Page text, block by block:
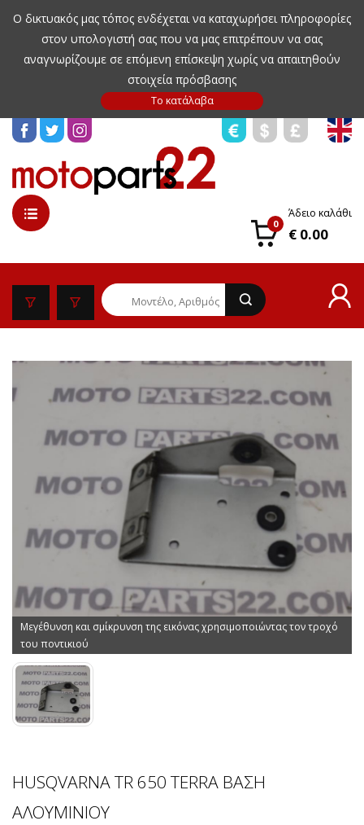
Ο δικτυακός μας τόπος ενδέχεται να καταχωρήσει πληροφορίες
στον υπολογιστή σας που να μας επιτρέπουν να σας
αναγνωρίζουμε σε επόμενη επίσκεψη χωρίς να απαιτηθούν
στοιχεία πρόσβασης
0
Άδειο καλάθι
€ 0.00
Μεγέθυνση και σμίκρυνση της εικόνας χρησιμοποιώντας τον τροχό
του ποντικιού
HUSQVARNA TR 650 TERRA ΒΑΣΗ
ΑΛΟΥΜΙΝΙΟΥ